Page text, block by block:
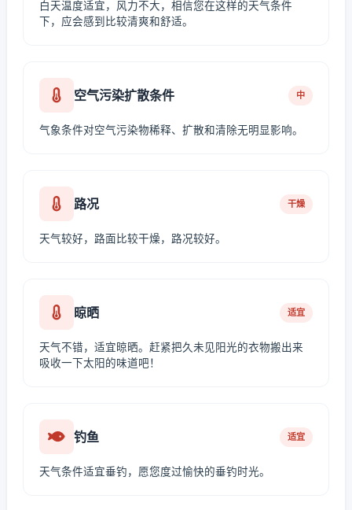
白天温度适宜，风力不大，相信您在这样的天气条件
下，应会感到比较清爽和舒适。
空气污染扩散条件 中
气象条件对空气污染物稀释、扩散和清除无明显影响。
路况 干燥
天气较好，路面比较干燥，路况较好。
晾晒 适宜
天气不错，适宜晾晒。赶紧把久未见阳光的衣物搬出来
吸收一下太阳的味道吧！
钓鱼 适宜
天气条件适宜垂钓，愿您度过愉快的垂钓时光。